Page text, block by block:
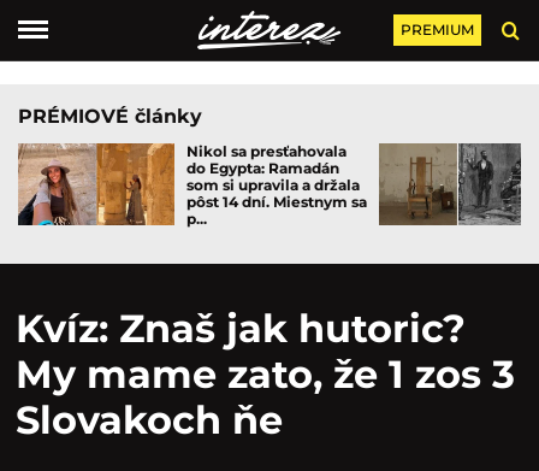
PREMIUM
PRÉMIOVÉ články
Nikol sa presťahovala
do Egypta: Ramadán
som si upravila a držala
pôst 14 dní. Miestnym sa
p...
Kvíz: Znaš jak hutoric?
My mame zato, že 1 zos 3
Slovakoch ňe